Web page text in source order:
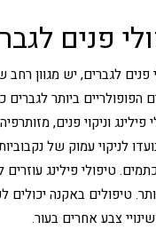
פנים
פנים לגברים, יש מגוון רחב
הפופולריים ביותר לגברים
פילינג וניקוי פנים,
לניקוי עמוק של
טיפולי פילינג
טיפולים באקנה
צבע אחרים בעור.